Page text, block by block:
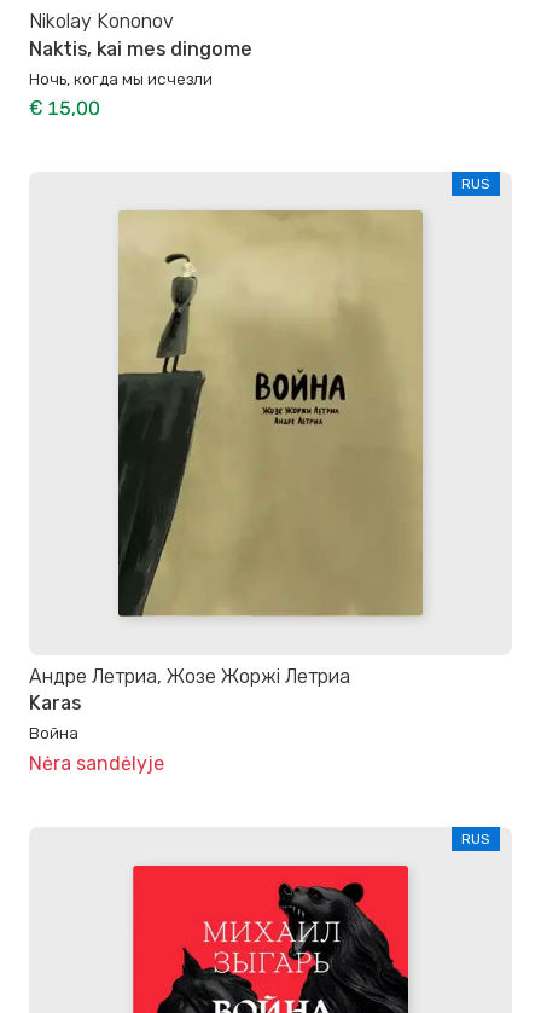
Nikolay Kononov
Naktis, kai mes dingome
Ночь, когда мы исчезли
€ 15,00
RUS
Андре Летриа, Жозе Жоржі Летриа
Karas
Война
Nėra sandėlyje
RUS